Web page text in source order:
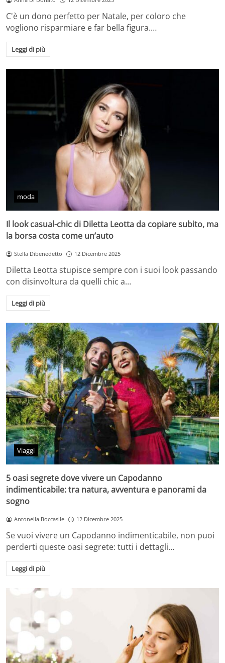
C'è un dono perfetto per Natale, per coloro che
vogliono risparmiare e far bella figura.…
Leggi di più
moda
Il look casual-chic di Diletta Leotta da copiare subito, ma
la borsa costa come un’auto
Stella Dibenedetto 12 Dicembre 2025
Diletta Leotta stupisce sempre con i suoi look passando
con disinvoltura da quelli chic a…
Leggi di più
Viaggi
5 oasi segrete dove vivere un Capodanno
indimenticabile: tra natura, avventura e panorami da
sogno
Antonella Boccasile 12 Dicembre 2025
Se vuoi vivere un Capodanno indimenticabile, non puoi
perderti queste oasi segrete: tutti i dettagli…
Leggi di più